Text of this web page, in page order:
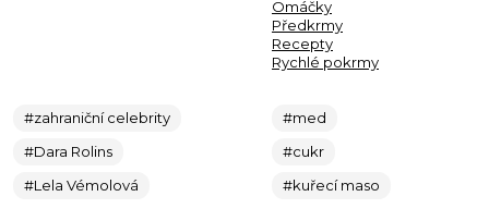
#zahraniční celebrity
#Dara Rolins
#Lela Vémolová
Omáčky
Předkrmy
Recepty
Rychlé pokrmy
#med
#cukr
#kuřecí maso